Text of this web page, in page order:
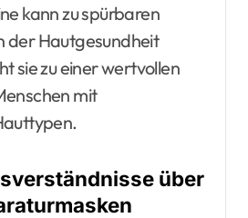
kann zu spürbaren
der Hautgesundheit
sie zu einer wertvollen
mit
über